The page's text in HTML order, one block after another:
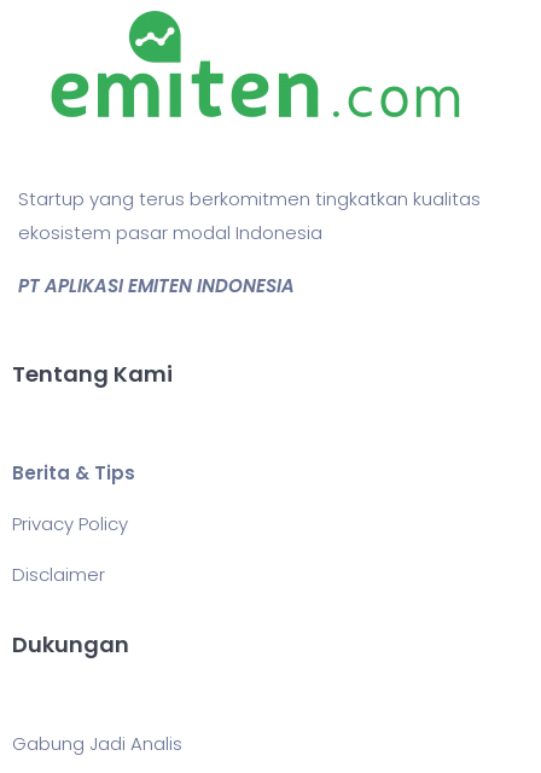
Startup yang terus berkomitmen tingkatkan kualitas
ekosistem pasar modal Indonesia
PT APLIKASI EMITEN INDONESIA
Tentang Kami
Berita & Tips
Privacy Policy
Disclaimer
Dukungan
Gabung Jadi Analis